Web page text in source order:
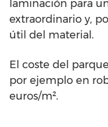
laminación para
extraordinario y,
útil del material.
El coste del
por ejemplo en
euros/m².